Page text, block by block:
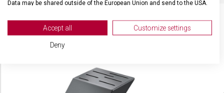
SOUVISEJÍCÍ PRODUKTY
Data may be shared outside of the European Union and send to the USA.
View Partner List (2 IAB Vendors)
We use your data for the following purposes:
Store and/or access information on a device
Use limited data to select advertising
Accept all Customize settings
Deny